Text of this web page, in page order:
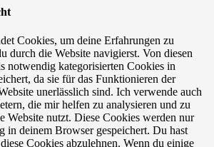
Cookies, um deine Erfahrungen zu
durch die Website navigierst. Von diesen
notwendig kategorisierten Cookies in
da sie für das Funktionieren der
unerlässlich sind. Ich verwende auch
die mir helfen zu analysieren und zu
Website nutzt. Diese Cookies werden nur
in deinem Browser gespeichert. Du hast
Cookies abzulehnen. Wenn du einige